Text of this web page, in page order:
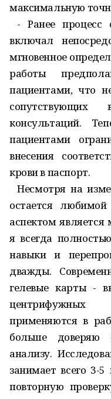
максимальную
- Ранее процесс
включал
мгновенное
работы
пациентами, что
консультаций.
пациентами
внесения
крови в паспорт.
Несмотря на
остается
аспектом является
я всегда
навыки и
дважды.
гелевые карты -
центрифужных
применяются в
больше доверяю
анализу.
занимает всего 3-
повторную